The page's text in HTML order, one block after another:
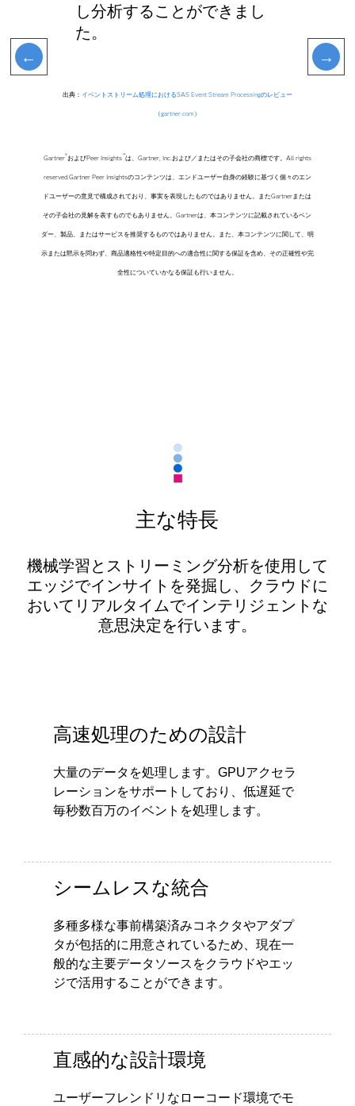
し分析することができまし
た。
出典： イベントストリーム処理におけるSAS Event Stream Processingのレビュー
（gartner.com）
Gartner®およびPeer Insights™は、Gartner, Inc.および／またはその子会社の商標です。All rights
reserved.Gartner Peer Insightsのコンテンツは、エンドユーザー自身の経験に基づく個々のエン
ドユーザーの意見で構成されており、事実を表現したものではありません。またGartnerまたは
その子会社の見解を表すものでもありません。Gartnerは、本コンテンツに記載されているベン
ダー、製品、またはサービスを推奨するものではありません。また、本コンテンツに関して、明
示または黙示を問わず、商品適格性や特定目的への適合性に関する保証を含め、その正確性や完
全性についていかなる保証も行いません。
主な特長
機械学習とストリーミング分析を使用して
エッジでインサイトを発掘し、クラウドに
おいてリアルタイムでインテリジェントな
意思決定を行います。
高速処理のための設計
大量のデータを処理します。GPUアクセラ
レーションをサポートしており、低遅延で
毎秒数百万のイベントを処理します。
シームレスな統合
多種多様な事前構築済みコネクタやアダプ
タが包括的に用意されているため、現在一
般的な主要データソースをクラウドやエッ
ジで活用することができます。
直感的な設計環境
ユーザーフレンドリなローコード環境でモ